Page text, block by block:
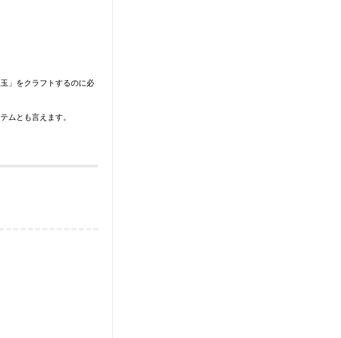
」をクラフトするのに必
ムとも言えます。